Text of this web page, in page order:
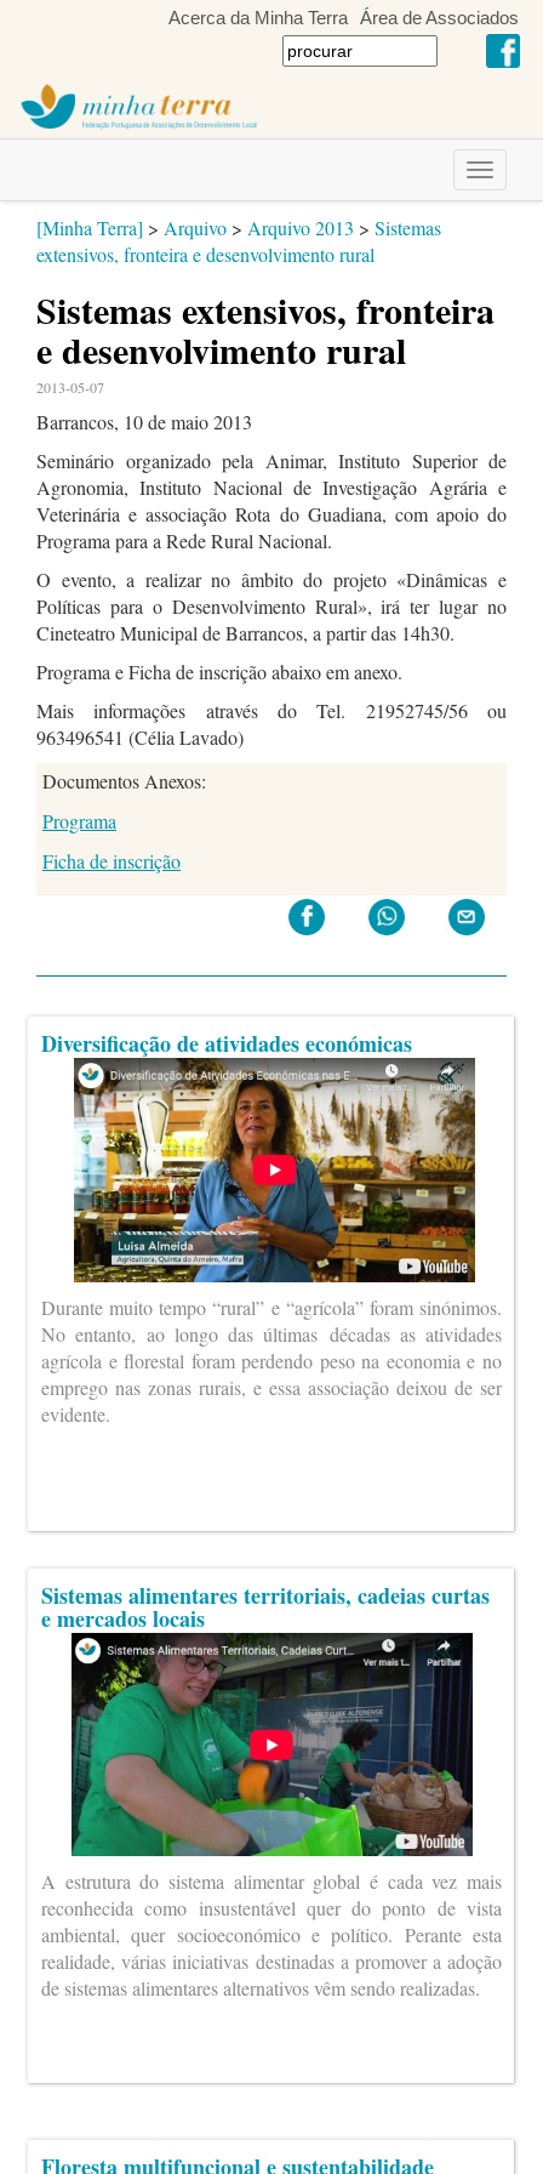
Acerca da Minha Terra Área de Associados
Toggle
[Minha Terra] > Arquivo > Arquivo 2013 > Sistemas
extensivos, fronteira e desenvolvimento rural
Sistemas extensivos, fronteira
e desenvolvimento rural
2013-05-07
Barrancos, 10 de maio 2013
Seminário organizado pela Animar, Instituto Superior de
Agronomia, Instituto Nacional de Investigação Agrária e
Veterinária e associação Rota do Guadiana, com apoio do
Programa para a Rede Rural Nacional.
O evento, a realizar no âmbito do projeto «Dinâmicas e
Políticas para o Desenvolvimento Rural», irá ter lugar no
Cineteatro Municipal de Barrancos, a partir das 14h30.
Programa e Ficha de inscrição abaixo em anexo.
Mais informações através do Tel. 21952745/56 ou
963496541 (Célia Lavado)
Documentos Anexos:
Programa
Ficha de inscrição
Diversificação de atividades económicas
Durante muito tempo “rural” e “agrícola” foram sinónimos.
No entanto, ao longo das últimas décadas as atividades
agrícola e florestal foram perdendo peso na economia e no
emprego nas zonas rurais, e essa associação deixou de ser
evidente.
Sistemas alimentares territoriais, cadeias curtas
e mercados locais
A estrutura do sistema alimentar global é cada vez mais
reconhecida como insustentável quer do ponto de vista
ambiental, quer socioeconómico e político. Perante esta
realidade, várias iniciativas destinadas a promover a adoção
de sistemas alimentares alternativos vêm sendo realizadas.
Floresta multifuncional e sustentabilidade